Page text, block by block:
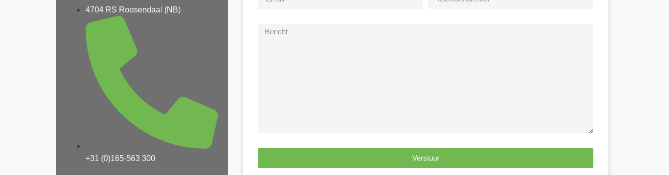
4704 RS Roosendaal (NB)
+31 (0)165-563 300 Verstuur